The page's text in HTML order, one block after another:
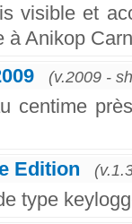
visible et
à Anikop
(v.2009 -
centime
Edition
type